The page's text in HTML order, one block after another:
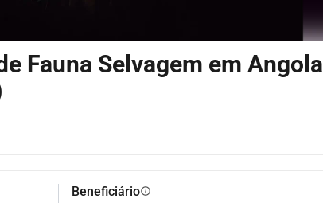
Fauna Selvagem em Angola
Beneficiárioinfo